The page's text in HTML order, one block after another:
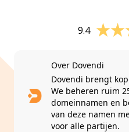
9.4
Over Dovendi
Dovendi brengt
We beheren ruim
domeinnamen en
van deze namen
voor alle partijen.